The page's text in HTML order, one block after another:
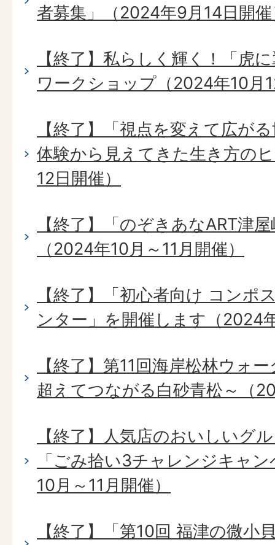
者募集」（2024年9月14日開
【終了】私らしく輝く！「虎
ワークショップ（2024年10月
【終了】「視点を変えて広が
体験から見えてきた生き方の
12日開催）
【終了】「のぞきあなART津
（2024年10月～11月開催）
【終了】「初心者向け コンポ
ンター」を開催します（2024
【終了】第11回海岸松林ウォ
超えてつながる白砂青松～（
【終了】人気店のおいしいグ
「ごみ拾い3チャレンジキャ
10月～11月開催）
【終了】「第10回 福津の微小